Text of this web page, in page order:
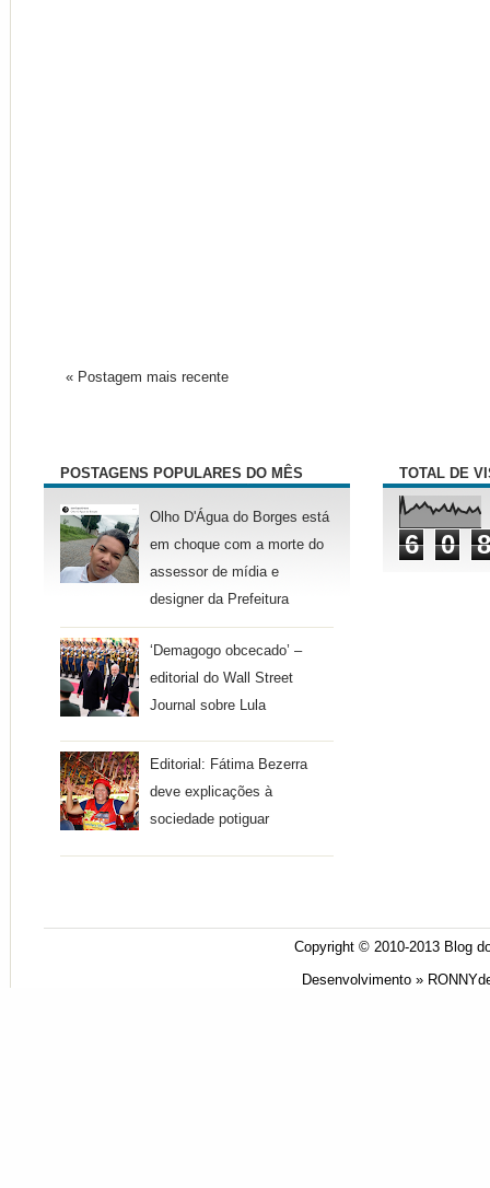
« Postagem mais recente
POSTAGENS POPULARES DO MÊS
Olho D'Água do Borges está
em choque com a morte do
assessor de mídia e
designer da Prefeitura
‘Demagogo obcecado’ –
editorial do Wall Street
Journal sobre Lula
Editorial: Fátima Bezerra
deve explicações à
sociedade potiguar
TOTAL DE
6 0 8
Copyright © 2010-2013 Blog
Desenvolvimento »